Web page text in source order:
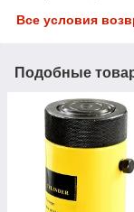
Все условия
Подобные